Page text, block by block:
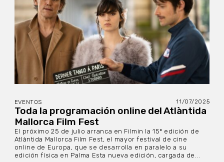
EVENTOS 11/07/2025
Toda la programación online del Atlàntida
Mallorca Film Fest
El próximo 25 de julio arranca en Filmin la 15ª edición de
Atlàntida Mallorca Film Fest, el mayor festival de cine
online de Europa, que se desarrolla en paralelo a su
edición física en Palma Esta nueva edición, cargada de...